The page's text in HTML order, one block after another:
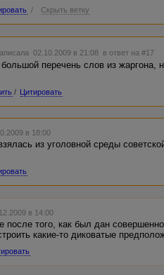
/ Скрыть ветку
02.10.2009 в 21:08 в ответ на #17
перечень слов из жаргона,
/ Цитировать
в 18:00
из уголовной среды
в 14:00
после того, как был дан
какие-то диковатые